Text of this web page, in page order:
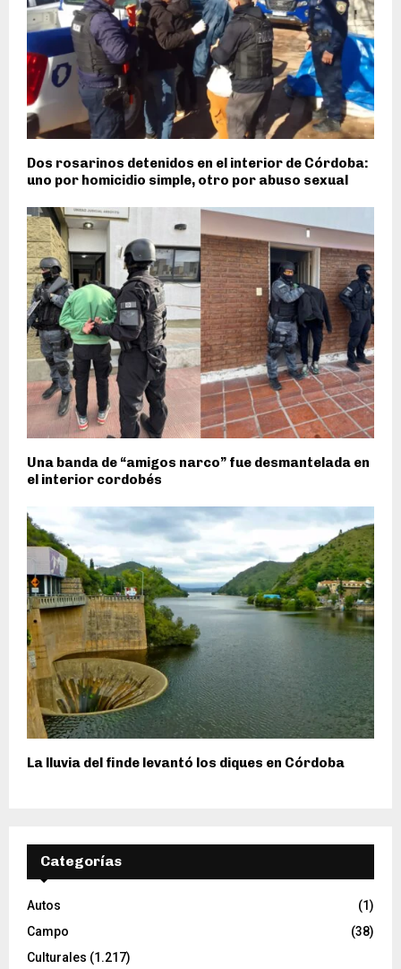
Dos rosarinos detenidos en el interior de Córdoba:
uno por homicidio simple, otro por abuso sexual
Una banda de “amigos narco” fue desmantelada en
el interior cordobés
La lluvia del finde levantó los diques en Córdoba
Categorías
Autos
(1)
Campo
(38)
Culturales (1.217)